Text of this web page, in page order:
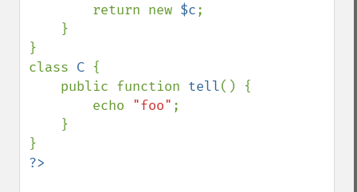
        return new
$c;
}
class C {
    public function
tell() {
        echo
"foo" ;